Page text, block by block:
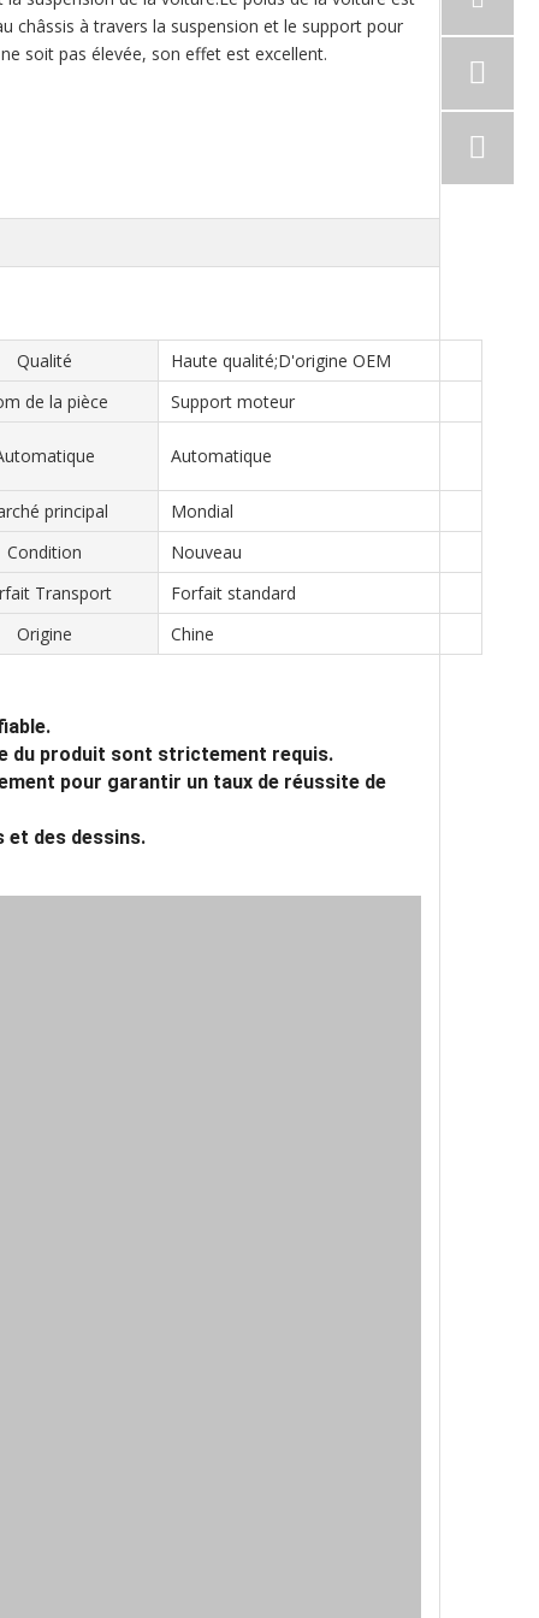
châssis à travers la suspension et le support pour
soit pas élevée, son effet est excellent.
Qualité
Haute qualité;D'origine OEM
de la pièce
Support moteur
Automatique
principal
Mondial
Condition
Nouveau
Transport
Forfait standard
Origine Chine
du produit sont strictement requis.
pour garantir un taux de réussite de
et des dessins.